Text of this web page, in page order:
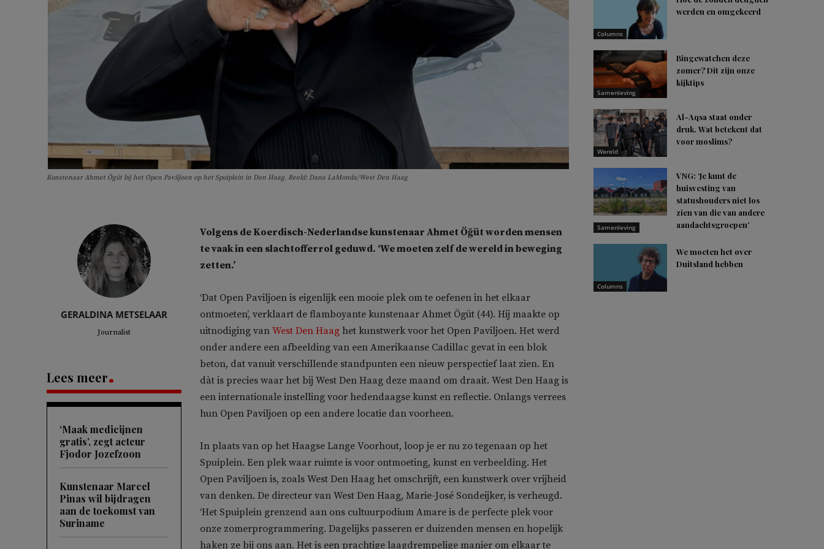
Kunstenaar Ahmet Ögüt bij het Open Paviljoen op het Spuiplein in Den Haag. Beeld: Dana LaMonda/West Den Haag
GERALDINA METSELAAR
Journalist
Lees meer
‘Maak medicijnen
gratis’, zegt acteur
Fjodor Jozefzoon
Kunstenaar Marcel
Pinas wil bijdragen
aan de toekomst van
Suriname
Volgens de Koerdisch-Nederlandse kunstenaar Ahmet Öğüt worden mensen
te vaak in een slachtofferrol geduwd. ‘We moeten zelf de wereld in beweging
zetten.’
‘Dat Open Paviljoen is eigenlijk een mooie plek om te oefenen in het elkaar
ontmoeten’, verklaart de flamboyante kunstenaar Ahmet Ögüt (44). Hij maakte op
uitnodiging van West Den Haag het kunstwerk voor het Open Paviljoen. Het werd
onder andere een afbeelding van een Amerikaanse Cadillac gevat in een blok
beton, dat vanuit verschillende standpunten een nieuw perspectief laat zien. En
dàt is precies waar het bij West Den Haag deze maand om draait. West Den Haag is
een internationale instelling voor hedendaagse kunst en reflectie. Onlangs verrees
hun Open Paviljoen op een andere locatie dan voorheen.
In plaats van op het Haagse Lange Voorhout, loop je er nu zo tegenaan op het
Spuiplein. Een plek waar ruimte is voor ontmoeting, kunst en verbeelding. Het
Open Paviljoen is, zoals West Den Haag het omschrijft, een kunstwerk over vrijheid
van denken. De directeur van West Den Haag, Marie-José Sondeijker, is verheugd.
‘Het Spuiplein grenzend aan ons cultuurpodium Amare is de perfecte plek voor
onze zomerprogrammering. Dagelijks passeren er duizenden mensen en hopelijk
haken ze bij ons aan. Het is een prachtige laagdrempelige manier om elkaar te
Columns
werden en omgekeerd
Samenleving
Bingewatchen deze
zomer? Dit zijn onze
kijktips
Wereld
Al-Aqsa staat onder
druk. Wat betekent dat
voor moslims?
Samenleving
VNG: ‘Je kunt de
huisvesting van
statushouders niet los
zien van die van andere
aandachtsgroepen’
Columns
We moeten het over
Duitsland hebben